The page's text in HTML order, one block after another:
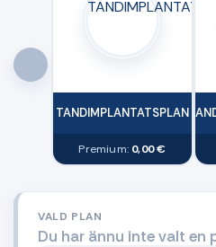
TANDIMPLANTATSPLAN
Premium: 0,00 €
VALD PLAN
Du har ännu inte valt en